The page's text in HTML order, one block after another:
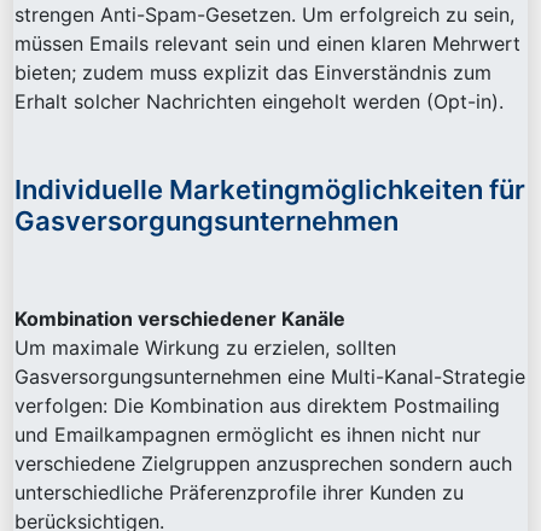
strengen Anti-Spam-Gesetzen. Um erfolgreich zu sein,
müssen Emails relevant sein und einen klaren Mehrwert
bieten; zudem muss explizit das Einverständnis zum
Erhalt solcher Nachrichten eingeholt werden (Opt-in).
Individuelle Marketingmöglichkeiten für
Gasversorgungsunternehmen
Kombination verschiedener Kanäle
Um maximale Wirkung zu erzielen, sollten
Gasversorgungsunternehmen eine Multi-Kanal-Strategie
verfolgen: Die Kombination aus direktem Postmailing
und Emailkampagnen ermöglicht es ihnen nicht nur
verschiedene Zielgruppen anzusprechen sondern auch
unterschiedliche Präferenzprofile ihrer Kunden zu
berücksichtigen.